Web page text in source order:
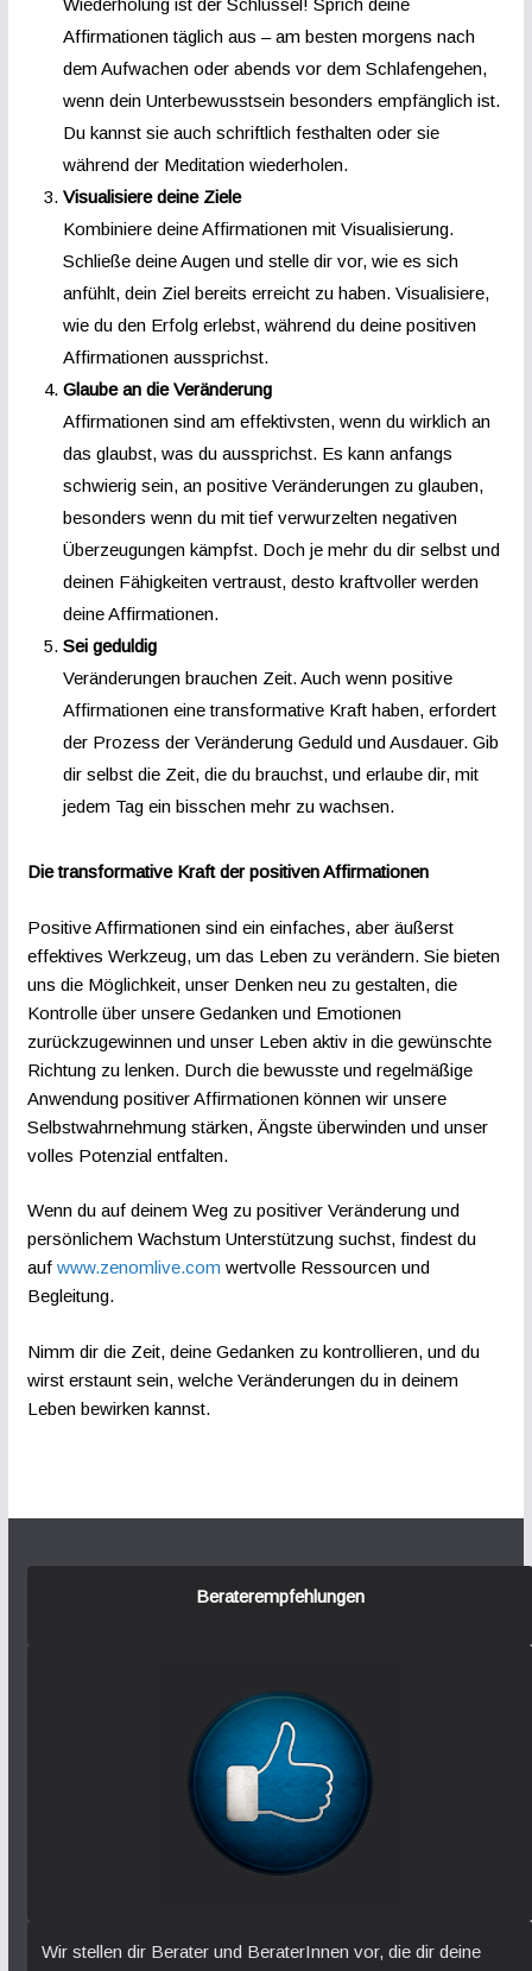
Wiederholung ist der Schlüssel! Sprich deine
Affirmationen täglich aus – am besten morgens nach
dem Aufwachen oder abends vor dem Schlafengehen,
wenn dein Unterbewusstsein besonders empfänglich ist.
Du kannst sie auch schriftlich festhalten oder sie
während der Meditation wiederholen.
Visualisiere deine Ziele
Kombiniere deine Affirmationen mit Visualisierung.
Schließe deine Augen und stelle dir vor, wie es sich
anfühlt, dein Ziel bereits erreicht zu haben. Visualisiere,
wie du den Erfolg erlebst, während du deine positiven
Affirmationen aussprichst.
Glaube an die Veränderung
Affirmationen sind am effektivsten, wenn du wirklich an
das glaubst, was du aussprichst. Es kann anfangs
schwierig sein, an positive Veränderungen zu glauben,
besonders wenn du mit tief verwurzelten negativen
Überzeugungen kämpfst. Doch je mehr du dir selbst und
deinen Fähigkeiten vertraust, desto kraftvoller werden
deine Affirmationen.
Sei geduldig
Veränderungen brauchen Zeit. Auch wenn positive
Affirmationen eine transformative Kraft haben, erfordert
der Prozess der Veränderung Geduld und Ausdauer. Gib
dir selbst die Zeit, die du brauchst, und erlaube dir, mit
jedem Tag ein bisschen mehr zu wachsen.
Die transformative Kraft der positiven Affirmationen
Positive Affirmationen sind ein einfaches, aber äußerst
effektives Werkzeug, um das Leben zu verändern. Sie bieten
uns die Möglichkeit, unser Denken neu zu gestalten, die
Kontrolle über unsere Gedanken und Emotionen
zurückzugewinnen und unser Leben aktiv in die gewünschte
Richtung zu lenken. Durch die bewusste und regelmäßige
Anwendung positiver Affirmationen können wir unsere
Selbstwahrnehmung stärken, Ängste überwinden und unser
volles Potenzial entfalten.
Wenn du auf deinem Weg zu positiver Veränderung und
persönlichem Wachstum Unterstützung suchst, findest du
auf www.zenomlive.com wertvolle Ressourcen und
Begleitung.
Nimm dir die Zeit, deine Gedanken zu kontrollieren, und du
wirst erstaunt sein, welche Veränderungen du in deinem
Leben bewirken kannst.
Beraterempfehlungen
Wir stellen dir Berater und BeraterInnen vor, die dir deine